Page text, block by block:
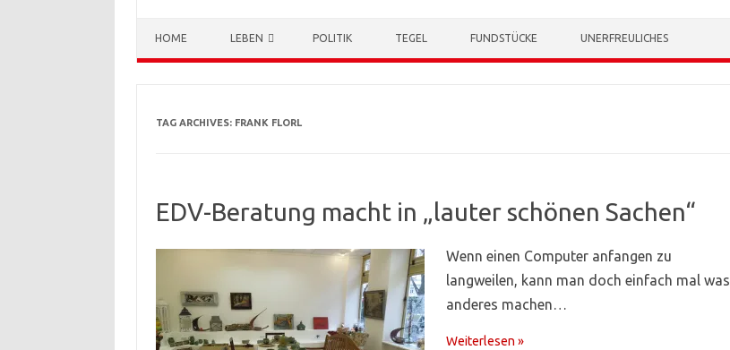
HOME LEBEN POLITIK TEGEL FUNDSTÜCKE UNERFREULICHES
TAG ARCHIVES: FRANK FLORL
EDV-Beratung macht in „lauter schönen Sachen“
Wenn einen Computer anfangen zu
langweilen, kann man doch einfach mal was
anderes machen…
Weiterlesen »